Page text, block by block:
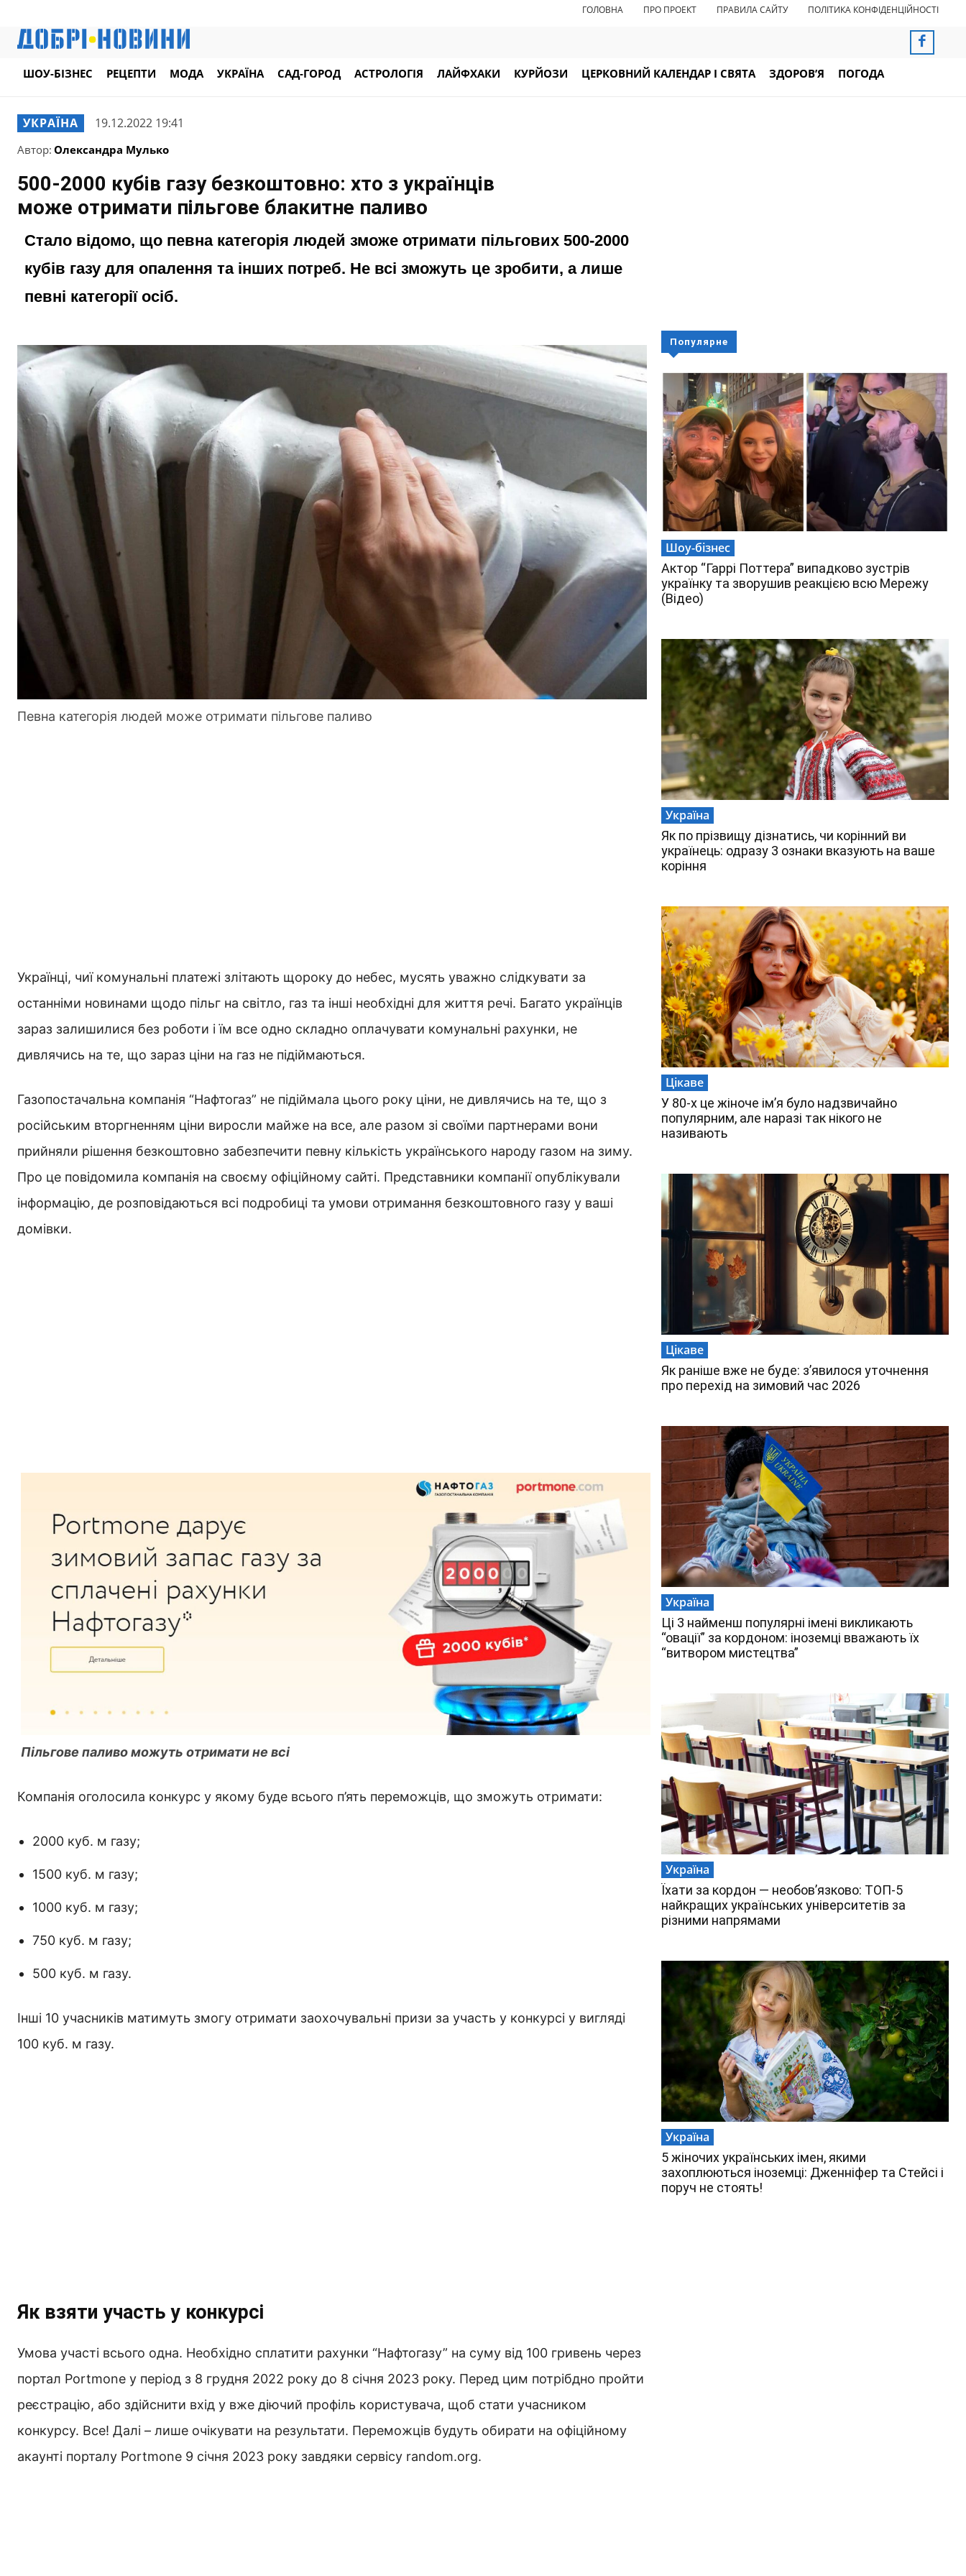
ГОЛОВНА ПРО ПРОЕКТ ПРАВИЛА САЙТУ ПОЛІТИКА КОНФІДЕНЦІЙНОСТІ
ШОУ-БІЗНЕС РЕЦЕПТИ МОДА УКРАЇНА САД-ГОРОД АСТРОЛОГІЯ ЛАЙФХАКИ КУРЙОЗИ ЦЕРКОВНИЙ КАЛЕНДАР І СВЯТА ЗДОРОВ’Я ПОГОДА
УКРАЇНА 19.12.2022 19:41
Автор: Олександра Мулько
500-2000 кубів газу безкоштовно: хто з українців
може отримати пільгове блакитне паливо
Стало відомо, що певна категорія людей зможе отримати пільгових 500-2000
кубів газу для опалення та інших потреб. Не всі зможуть це зробити, а лише
певні категорії осіб.
Певна категорія людей може отримати пільгове паливо
Українці, чиї комунальні платежі злітають щороку до небес, мусять уважно слідкувати за
останніми новинами щодо пільг на світло, газ та інші необхідні для життя речі. Багато українців
зараз залишилися без роботи і їм все одно складно оплачувати комунальні рахунки, не
дивлячись на те, що зараз ціни на газ не підіймаються.
Газопостачальна компанія “Нафтогаз” не підіймала цього року ціни, не дивлячись на те, що з
російським вторгненням ціни виросли майже на все, але разом зі своїми партнерами вони
прийняли рішення безкоштовно забезпечити певну кількість українського народу газом на зиму.
Про це повідомила компанія на своєму офіційному сайті. Представники компанії опублікували
інформацію, де розповідаються всі подробиці та умови отримання безкоштовного газу у ваші
домівки.
Пільгове паливо можуть отримати не всі
Компанія оголосила конкурс у якому буде всього п’ять переможців, що зможуть отримати:
2000 куб. м газу;
1500 куб. м газу;
1000 куб. м газу;
750 куб. м газу;
500 куб. м газу.
Інші 10 учасників матимуть змогу отримати заохочувальні призи за участь у конкурсі у вигляді
100 куб. м газу.
Як взяти участь у конкурсі
Умова участі всього одна. Необхідно сплатити рахунки “Нафтогазу” на суму від 100 гривень через
портал Portmone у період з 8 грудня 2022 року до 8 січня 2023 року. Перед цим потрібдно пройти
реєстрацію, або здійснити вхід у вже діючий профіль користувача, щоб стати учасником
конкурсу. Все! Далі – лише очікувати на результати. Переможців будуть обирати на офіційному
акаунті порталу Portmone 9 січня 2023 року завдяки сервісу random.org.
Популярне
Шоу-бізнес
Актор “Гаррі Поттера” випадково зустрів
українку та зворушив реакцією всю Мережу
(Відео)
Україна
Як по прізвищу дізнатись, чи корінний ви
українець: одразу 3 ознаки вказують на ваше
коріння
Цікаве
У 80-х це жіноче ім’я було надзвичайно
популярним, але наразі так нікого не
називають
Цікаве
Як раніше вже не буде: з’явилося уточнення
про перехід на зимовий час 2026
Україна
Ці 3 найменш популярні імені викликають
“овації” за кордоном: іноземці вважають їх
“витвором мистецтва”
Україна
Їхати за кордон — необов’язково: ТОП-5
найкращих українських університетів за
різними напрямами
Україна
5 жіночих українських імен, якими
захоплюються іноземці: Дженніфер та Стейсі і
поруч не стоять!